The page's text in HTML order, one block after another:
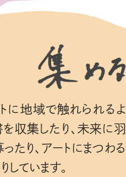
に地域で触れられるよ
収集したり、未来に羽
たり、アートにまつわる
しています。